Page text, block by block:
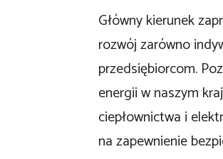
Główny kierunek
rozwój zarówno
przedsiębiorcom.
energii w naszym
ciepłownictwa i
na zapewnienie